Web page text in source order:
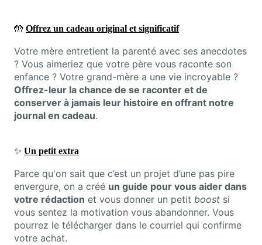
🤲 Offrez un cadeau original et significatif
Votre mère entretient la parenté avec ses anecdotes
? Vous aimeriez que votre père vous raconte son
enfance ? Votre grand-mère a une vie incroyable ?
Offrez-leur la chance de se raconter et de
conserver à jamais leur histoire en offrant notre
journal en cadeau.
✨ Un petit extra
Parce qu'on sait que c’est un projet d’une pas pire
envergure, on a créé un guide pour vous aider dans
votre rédaction et vous donner un petit boost si
vous sentez la motivation vous abandonner. Vous
pourrez le télécharger dans le courriel qui confirme
votre achat.